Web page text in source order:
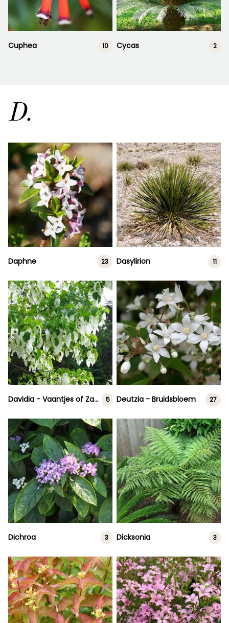
Cuphea 10 Cycas 2
D.
Daphne 23 Dasylirion 11
Davidia - Vaantjes of Zakdoekenboom 5 Deutzia - Bruidsbloem 27
Dichroa 3 Dicksonia 3